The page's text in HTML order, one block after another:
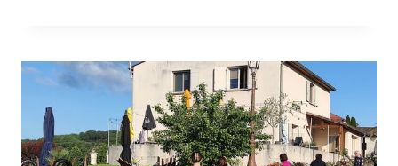
D’AUJOURD’HUI »